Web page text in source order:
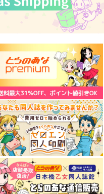
作品詳細
ん
王
星向こうの貴方届かな
い手紙
ゲーミングコロニビア
大帝国
1,022円（税込）